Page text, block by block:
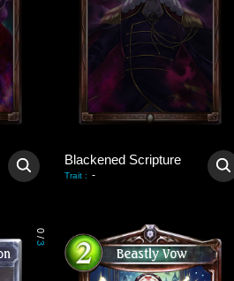
Blackened Scripture
Trait : -
0
/
3